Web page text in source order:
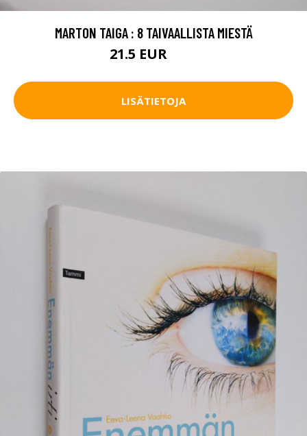
MARTON TAIGA : 8 TAIVAALLISTA MIESTÄ
21.5 EUR
LISÄTIETOJA